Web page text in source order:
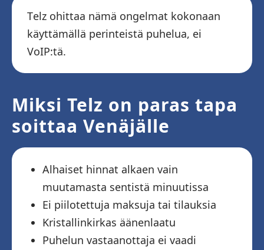
Telz ohittaa nämä ongelmat kokonaan
käyttämällä perinteistä puhelua, ei
VoIP:tä.
Miksi Telz on paras tapa
soittaa Venäjälle
Alhaiset hinnat alkaen vain
muutamasta sentistä minuutissa
Ei piilotettuja maksuja tai tilauksia
Kristallinkirkas äänenlaatu
Puhelun vastaanottaja ei vaadi